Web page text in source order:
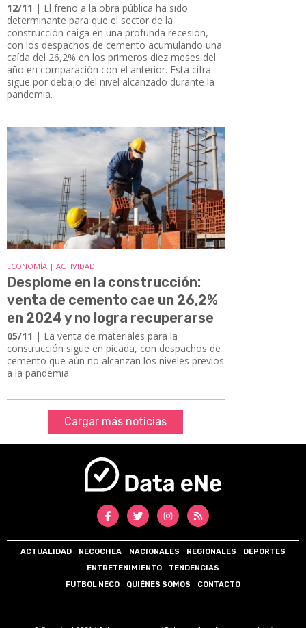
12/11 | El freno a la obra pública ha sido
determinante para que el sector de la
construcción caiga en una profunda recesión,
con los despachos de cemento acumulando una
caída del 26,2% en los primeros diez meses del
año en comparación con el anterior. Esta cifra
sigue por debajo del nivel alcanzado durante la
pandemia.
ECONOMÍA | ACTIVIDAD
Desplome en la construcción:
venta de cemento cae un 26,2%
en 2024 y no logra recuperarse
05/11 | La venta de materiales para la
construcción sigue en picada, con despachos de
cemento que aún no alcanzan los niveles previos
a la pandemia.
Cargar más noticias
ACTUALIDAD NECOCHEA NACIONALES REGIONALES
DEPORTES
ENTRETENIMIENTO
TENDENCIAS
FUTBOL NECO
QUIÉNES SOMOS CONTACTO